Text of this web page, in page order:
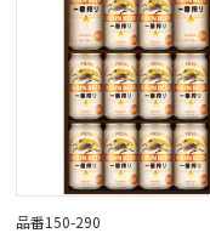
品番150-290